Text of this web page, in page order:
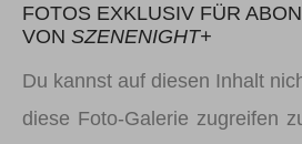
FOTOS EXKLUSIV FÜR
VON SZENENIGHT+
Du kannst auf diesen Inhalt
diese Foto-Galerie zugreifen